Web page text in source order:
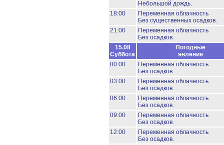
Небольшой дождь.
18:00
Переменная облачность
Без существенных осадков.
21:00
Переменная облачность
Без осадков.
15.08
Суббота
Погодные
явления
00:00
Переменная облачность
Без осадков.
03:00
Переменная облачность
Без осадков.
06:00
Переменная облачность
Без осадков.
09:00
Переменная облачность
Без осадков.
12:00
Переменная облачность
Без осадков.